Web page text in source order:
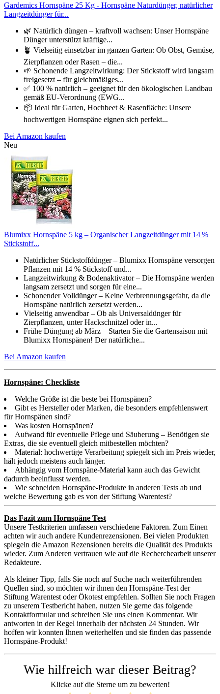
Gardemics Hornspäne 25 Kg - Hornspäne Naturdünger, natürlicher
Langzeitdünger für...
🌿 Natürlich düngen – kraftvoll wachsen: Unser Hornspäne
Dünger unterstützt kräftige...
🪴 Vielseitig einsetzbar im ganzen Garten: Ob Obst, Gemüse,
Zierpflanzen oder Rasen – die...
🌱 Schonende Langzeitwirkung: Der Stickstoff wird langsam
freigesetzt – für gleichmäßiges...
✅ 100 % natürlich – geeignet für den ökologischen Landbau
gemäß EU-Verordnung (EWG...
📦 Ideal für Garten, Hochbeet & Rasenfläche: Unsere
hochwertigen Hornspäne eignen sich perfekt...
Bei Amazon kaufen
Neu
Blumixx Hornspäne 5 kg – Organischer Langzeitdünger mit 14 %
Stickstoff...
Natürlicher Stickstoffdünger – Blumixx Hornspäne versorgen
Pflanzen mit 14 % Stickstoff und...
Langzeitwirkung & Bodenaktivator – Die Hornspäne werden
langsam zersetzt und sorgen für eine...
Schonender Volldünger – Keine Verbrennungsgefahr, da die
Hornspäne natürlich zersetzt werden...
Vielseitig anwendbar – Ob als Universaldünger für
Zierpflanzen, unter Hackschnitzel oder in...
Frühe Düngung ab März – Starten Sie die Gartensaison mit
Blumixx Hornspänen! Der natürliche...
Bei Amazon kaufen
Hornspäne: Checkliste
Welche Größe ist die beste bei Hornspänen?
Gibt es Hersteller oder Marken, die besonders empfehlenswert
für Hornspänen sind?
Was kosten Hornspänen?
Aufwand für eventuelle Pflege und Säuberung – Benötigen sie
Extras, die sie eventuell gleich mitbestellen möchten?
Material: hochwertige Verarbeitung spiegelt sich im Preis wieder,
hält jedoch meistens auch länger.
Abhängig vom Hornspäne-Material kann auch das Gewicht
dadurch beeinflusst werden.
Wie schneiden Hornspäne-Produkte in anderen Tests ab und
welche Bewertung gab es von der Stiftung Warentest?
Das Fazit zum Hornspäne Test
Unsere Testkriterien umfassen verschiedene Faktoren. Zum Einen
achten wir auch andere Kundenrezensionen. Bei vielen Produkten
spiegeln die Amazon Rezensionen bereits die Qualität des Produkts
wieder. Zum Anderen vertrauen wie auf die Recherchearbeit unserer
Redakteure.
Als kleiner Tipp, falls Sie noch auf Suche nach weiterführenden
Quellen sind, so möchten wir ihnen den Hornspäne-Test der
Stiftung Warentest oder Ökotest empfehlen. Sollten Sie noch Fragen
zu unserem Testbericht haben, nutzen Sie gerne das folgende
Kontaktformular und schreiben Sie uns einen Kommentar. Wir
antworten in der Regel innerhalb der nächsten 24 Stunden. Wir
hoffen wir konnten Ihnen weiterhelfen und sie finden das passende
Hornspäne-Produkt!
Wie hilfreich war dieser Beitrag?
Klicke auf die Sterne um zu bewerten!